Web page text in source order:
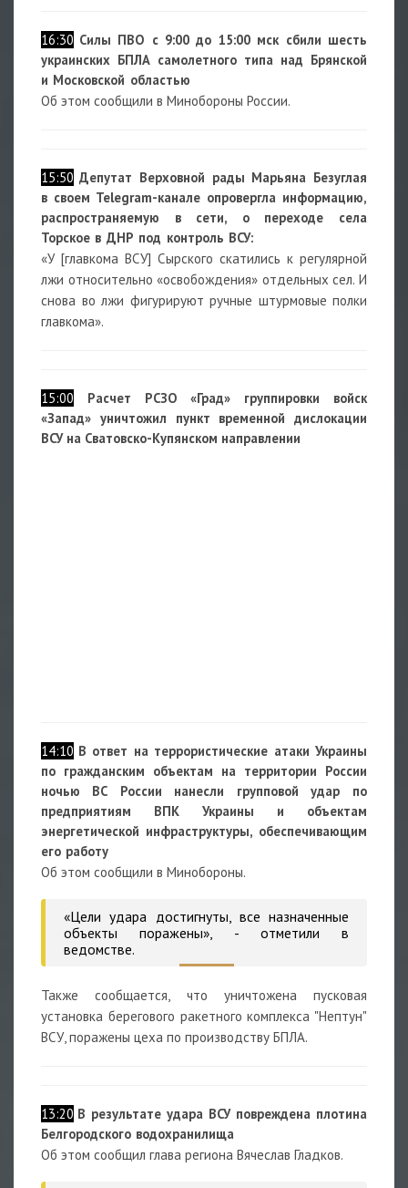
16:30 Силы ПВО с 9:00 до 15:00 мск сбили шесть
украинских БПЛА самолетного типа над Брянской
и Московской областью
Об этом сообщили в Минобороны России.
15:50 Депутат Верховной рады Марьяна Безуглая
в своем Telegram-канале опровергла информацию,
распространяемую в сети, о переходе села
Торское в ДНР под контроль ВСУ:
«У [главкома ВСУ] Сырского скатились к регулярной
лжи относительно «освобождения» отдельных сел. И
снова во лжи фигурируют ручные штурмовые полки
главкома».
15:00
Расчет РСЗО «Град» группировки войск
«Запад» уничтожил пункт временной дислокации
ВСУ на Сватовско-Купянском направлении
14:10 В ответ на террористические атаки Украины
по гражданским объектам на территории России
ночью ВС России нанесли групповой удар по
предприятиям ВПК Украины и объектам
энергетической инфраструктуры, обеспечивающим
его работу
Об этом сообщили в Минобороны.
«Цели удара достигнуты, все назначенные
объекты поражены», - отметили в
ведомстве.
Также сообщается, что уничтожена пусковая
установка берегового ракетного комплекса "Нептун"
ВСУ, поражены цеха по производству БПЛА.
13:20 В результате удара ВСУ повреждена плотина
Белгородского водохранилища
Об этом сообщил глава региона Вячеслав Гладков.